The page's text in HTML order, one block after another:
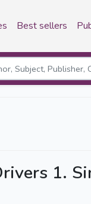
Best sellers
1.